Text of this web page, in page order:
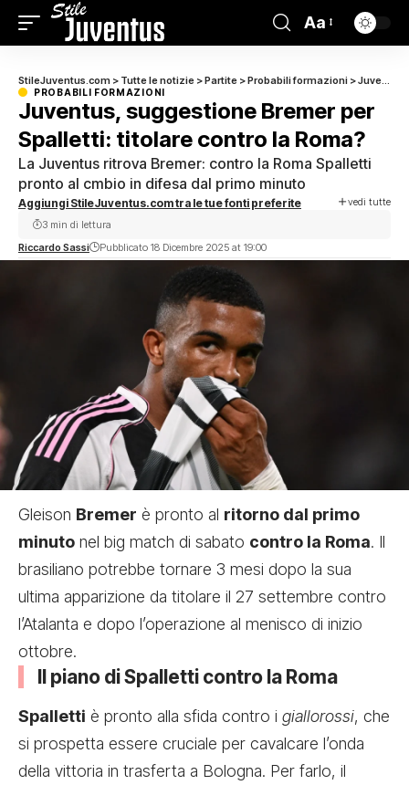
Aa
StileJuventus.com > Tutte le notizie >Partite >Probabili formazioni >Juventus, suggestione Bremer per Spalletti: titolare contro la Roma?
PROBABILI FORMAZIONI
Juventus, suggestione Bremer per
Spalletti: titolare contro la Roma?
La Juventus ritrova Bremer: contro la Roma Spalletti
pronto al cmbio in difesa dal primo minuto
Aggiungi StileJuventus.com tra le tue fonti preferite vedi tutte
Riccardo Sassi Pubblicato 18 Dicembre 2025 at 19:00
3 min di lettura
Gleison Bremer è pronto al ritorno dal primo
minuto nel big match di sabato contro la Roma. Il
brasiliano potrebbe tornare 3 mesi dopo la sua
ultima apparizione da titolare il 27 settembre contro
l’Atalanta e dopo l’operazione al menisco di inizio
ottobre.
Il piano di Spalletti contro la Roma
Spalletti è pronto alla sfida contro i giallorossi, che
si prospetta essere cruciale per cavalcare l’onda
della vittoria in trasferta a Bologna. Per farlo, il